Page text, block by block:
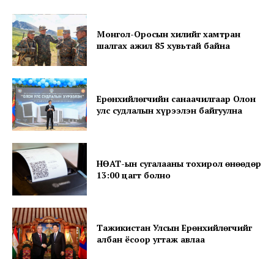
SUBSCRIBE NOW
Company
About
Contact us
Subscription Plans
Монгол-Оросын хилийг хамтран
шалгах ажил 85 хувьтай байна
Ерөнхийлөгчийн санаачилгаар Олон
улс судлалын хүрээлэн байгуулна
НӨАТ-ын сугалааны тохирол өнөөдөр
13:00 цагт болно
Тажикистан Улсын Ерөнхийлөгчийг
албан ёсоор угтаж авлаа